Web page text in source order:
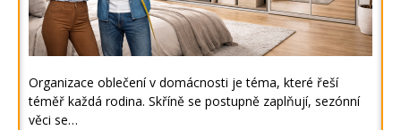
Organizace oblečení v domácnosti je téma, které řeší
téměř každá rodina. Skříně se postupně zaplňují, sezónní
věci se…